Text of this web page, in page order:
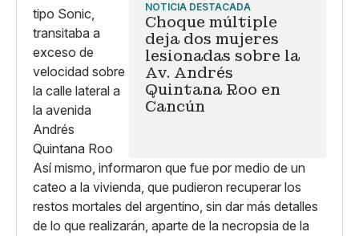
NOTICIA DESTACADA
Choque múltiple
deja dos mujeres
lesionadas sobre la
Av. Andrés
Quintana Roo en
Cancún
Así mismo, informaron que fue por medio de un
cateo a la vivienda, que pudieron recuperar los
restos mortales del argentino, sin dar más detalles
de lo que realizarán, aparte de la necropsia de la